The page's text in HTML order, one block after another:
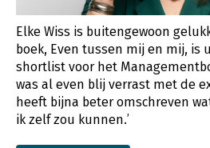
Elke Wiss is buitengewoon
boek, Even tussen mij en mij, is
shortlist voor het
was al even blij verrast met de
heeft bijna beter omschreven
ik zelf zou kunnen.’